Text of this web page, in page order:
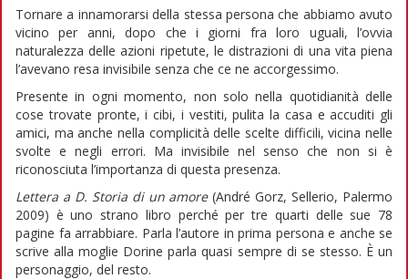
Tornare a innamorarsi della stessa persona che abbiamo avuto
vicino per anni, dopo che i giorni fra loro uguali, l’ovvia
naturalezza delle azioni ripetute, le distrazioni di una vita piena
l’avevano resa invisibile senza che ce ne accorgessimo.
Presente in ogni momento, non solo nella quotidianità delle
cose trovate pronte, i cibi, i vestiti, pulita la casa e accuditi gli
amici, ma anche nella complicità delle scelte difficili, vicina nelle
svolte e negli errori. Ma invisibile nel senso che non si è
riconosciuta l’importanza di questa presenza.
Lettera a D. Storia di un amore(André Gorz, Sellerio, Palermo
2009) è uno strano libro perché per tre quarti delle sue 78
pagine fa arrabbiare. Parla l’autore in prima persona e anche se
scrive alla moglie Dorine parla quasi sempre di se stesso. È un
personaggio, del resto.